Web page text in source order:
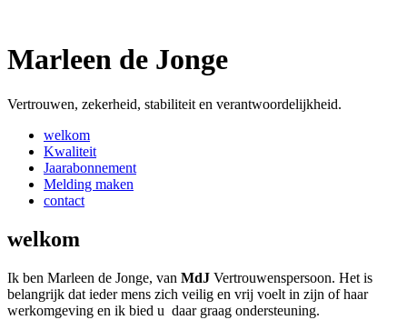
Marleen de Jonge
Vertrouwen, zekerheid, stabiliteit en verantwoordelijkheid.
welkom
Kwaliteit
Jaarabonnement
Melding maken
contact
welkom
Ik ben Marleen de Jonge, van MdJ Vertrouwenspersoon. Het is
belangrijk dat ieder mens zich veilig en vrij voelt in zijn of haar
werkomgeving en ik bied u daar graag ondersteuning.